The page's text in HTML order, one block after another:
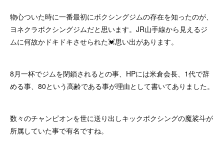
物心ついた時に一番最初にボクシングジムの存在を知ったのが、
ヨネクラボクシングジムだと思います。JR山手線から見えるジ
ムに何故かドキドキさせられた💓思い出があります。
8月一杯でジムを閉鎖されるとの事、HPには米倉会長、1代で辞
める事、80という高齢である事が理由として書いてありました。
数々のチャンピオンを世に送り出しキックボクシングの魔裟斗が
所属していた事で有名ですね。